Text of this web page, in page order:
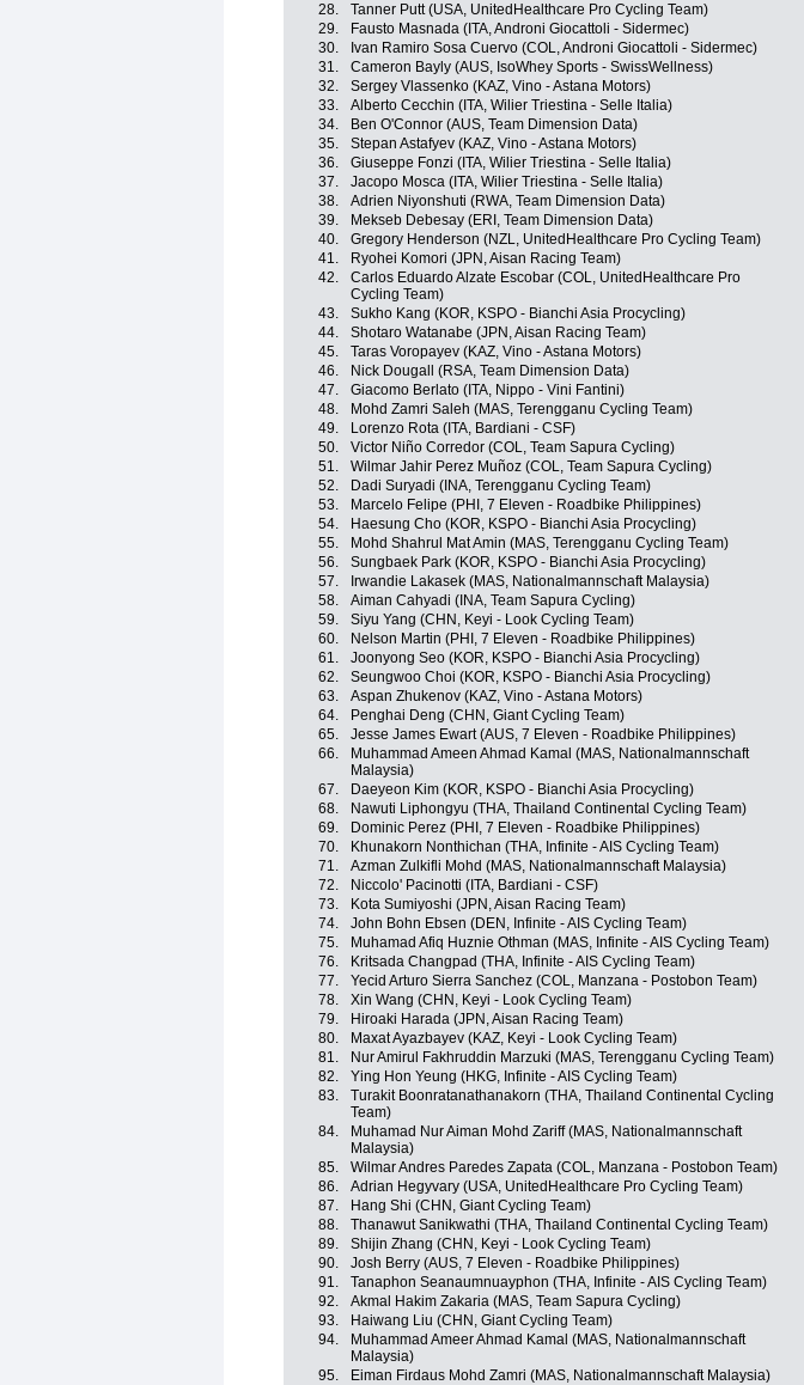
28.
Tanner Putt (USA, UnitedHealthcare Pro Cycling Team)
29.
Fausto Masnada (ITA, Androni Giocattoli - Sidermec)
30.
Ivan Ramiro Sosa Cuervo (COL, Androni Giocattoli - Sidermec)
31.
Cameron Bayly (AUS, IsoWhey Sports - SwissWellness)
32.
Sergey Vlassenko (KAZ, Vino - Astana Motors)
33.
Alberto Cecchin (ITA, Wilier Triestina - Selle Italia)
34.
Ben O'Connor (AUS, Team Dimension Data)
35.
Stepan Astafyev (KAZ, Vino - Astana Motors)
36.
Giuseppe Fonzi (ITA, Wilier Triestina - Selle Italia)
37.
Jacopo Mosca (ITA, Wilier Triestina - Selle Italia)
38.
Adrien Niyonshuti (RWA, Team Dimension Data)
39.
Mekseb Debesay (ERI, Team Dimension Data)
40.
Gregory Henderson (NZL, UnitedHealthcare Pro Cycling Team)
41.
Ryohei Komori (JPN, Aisan Racing Team)
42.
Carlos Eduardo Alzate Escobar (COL, UnitedHealthcare Pro
Cycling Team)
43. Sukho Kang (KOR, KSPO - Bianchi Asia Procycling)
44.
Shotaro Watanabe (JPN, Aisan Racing Team)
45.
Taras Voropayev (KAZ, Vino - Astana Motors)
46.
Nick Dougall (RSA, Team Dimension Data)
47.
Giacomo Berlato (ITA, Nippo - Vini Fantini)
48.
Mohd Zamri Saleh (MAS, Terengganu Cycling Team)
49.
Lorenzo Rota (ITA, Bardiani - CSF)
50.
Victor Niño Corredor (COL, Team Sapura Cycling)
51.
Wilmar Jahir Perez Muñoz (COL, Team Sapura Cycling)
52.
Dadi Suryadi (INA, Terengganu Cycling Team)
53.
Marcelo Felipe (PHI, 7 Eleven - Roadbike Philippines)
54.
Haesung Cho (KOR, KSPO - Bianchi Asia Procycling)
55.
Mohd Shahrul Mat Amin (MAS, Terengganu Cycling Team)
56.
Sungbaek Park (KOR, KSPO - Bianchi Asia Procycling)
57.
Irwandie Lakasek (MAS, Nationalmannschaft Malaysia)
58.
Aiman Cahyadi (INA, Team Sapura Cycling)
59.
Siyu Yang (CHN, Keyi - Look Cycling Team)
60.
Nelson Martin (PHI, 7 Eleven - Roadbike Philippines)
61.
Joonyong Seo (KOR, KSPO - Bianchi Asia Procycling)
62.
Seungwoo Choi (KOR, KSPO - Bianchi Asia Procycling)
63.
Aspan Zhukenov (KAZ, Vino - Astana Motors)
64.
Penghai Deng (CHN, Giant Cycling Team)
65.
Jesse James Ewart (AUS, 7 Eleven - Roadbike Philippines)
66.
Muhammad Ameen Ahmad Kamal (MAS, Nationalmannschaft
Malaysia)
67. Daeyeon Kim (KOR, KSPO - Bianchi Asia Procycling)
68.
Nawuti Liphongyu (THA, Thailand Continental Cycling Team)
69.
Dominic Perez (PHI, 7 Eleven - Roadbike Philippines)
70.
Khunakorn Nonthichan (THA, Infinite - AIS Cycling Team)
71.
Azman Zulkifli Mohd (MAS, Nationalmannschaft Malaysia)
72.
Niccolo' Pacinotti (ITA, Bardiani - CSF)
73.
Kota Sumiyoshi (JPN, Aisan Racing Team)
74.
John Bohn Ebsen (DEN, Infinite - AIS Cycling Team)
75.
Muhamad Afiq Huznie Othman (MAS, Infinite - AIS Cycling Team)
76.
Kritsada Changpad (THA, Infinite - AIS Cycling Team)
77.
Yecid Arturo Sierra Sanchez (COL, Manzana - Postobon Team)
78.
Xin Wang (CHN, Keyi - Look Cycling Team)
79.
Hiroaki Harada (JPN, Aisan Racing Team)
80.
Maxat Ayazbayev (KAZ, Keyi - Look Cycling Team)
81.
Nur Amirul Fakhruddin Marzuki (MAS, Terengganu Cycling Team)
82.
Ying Hon Yeung (HKG, Infinite - AIS Cycling Team)
83.
Turakit Boonratanathanakorn (THA, Thailand Continental Cycling
Team)
84.
Muhamad Nur Aiman Mohd Zariff (MAS, Nationalmannschaft
Malaysia)
85. Wilmar Andres Paredes Zapata (COL, Manzana - Postobon Team)
86.
Adrian Hegyvary (USA, UnitedHealthcare Pro Cycling Team)
87.
Hang Shi (CHN, Giant Cycling Team)
88.
Thanawut Sanikwathi (THA, Thailand Continental Cycling Team)
89.
Shijin Zhang (CHN, Keyi - Look Cycling Team)
90.
Josh Berry (AUS, 7 Eleven - Roadbike Philippines)
91.
Tanaphon Seanaumnuayphon (THA, Infinite - AIS Cycling Team)
92.
Akmal Hakim Zakaria (MAS, Team Sapura Cycling)
93.
Haiwang Liu (CHN, Giant Cycling Team)
94.
Muhammad Ameer Ahmad Kamal (MAS, Nationalmannschaft
Malaysia)
95. Eiman Firdaus Mohd Zamri (MAS, Nationalmannschaft Malaysia)